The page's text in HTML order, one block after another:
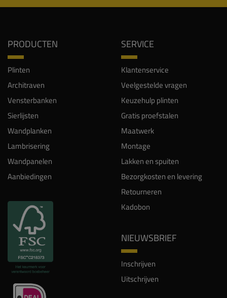
PRODUCTEN
Plinten
Architraven
Vensterbanken
Sierlijsten
Wandplanken
Lambrisering
Wandpanelen
Aanbiedingen
SERVICE
Klantenservice
Veelgestelde vragen
Keuzehulp plinten
Gratis proefstalen
Maatwerk
Montage
Lakken en spuiten
Bezorgkosten en levering
Retourneren
Kadobon
NIEUWSBRIEF
Inschrijven
Uitschrijven